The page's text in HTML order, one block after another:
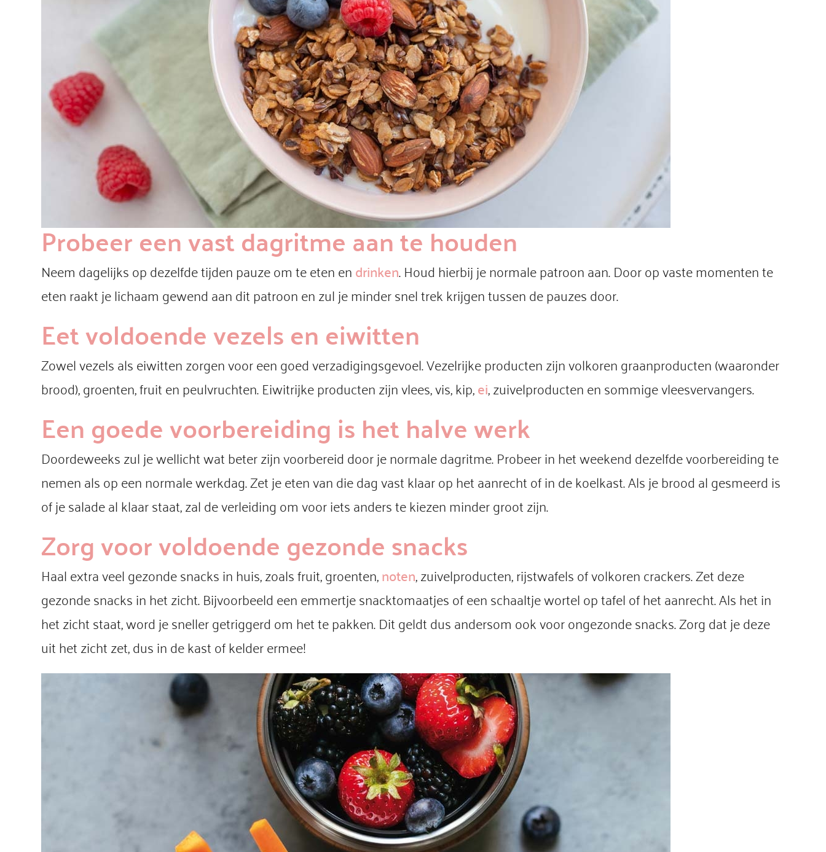
Probeer een vast dagritme aan te houden
Neem dagelijks op dezelfde tijden pauze om te eten endrinken. Houd hierbij je normale patroon aan. Door op vaste momenten te
eten raakt je lichaam gewend aan dit patroon en zul je minder snel trek krijgen tussen de pauzes door.
Eet voldoende vezels en eiwitten
Zowel vezels als eiwitten zorgen voor een goed verzadigingsgevoel. Vezelrijke producten zijn volkoren graanproducten (waaronder
brood), groenten, fruit en peulvruchten. Eiwitrijke producten zijn vlees, vis, kip,ei, zuivelproducten en sommige vleesvervangers.
Een goede voorbereiding is het halve werk
Doordeweeks zul je wellicht wat beter zijn voorbereid door je normale dagritme. Probeer in het weekend dezelfde voorbereiding te
nemen als op een normale werkdag. Zet je eten van die dag vast klaar op het aanrecht of in de koelkast. Als je brood al gesmeerd is
of je salade al klaar staat, zal de verleiding om voor iets anders te kiezen minder groot zijn.
Zorg voor voldoende gezonde snacks
Haal extra veel gezonde snacks in huis, zoals fruit, groenten,noten, zuivelproducten, rijstwafels of volkoren crackers. Zet deze
gezonde snacks in het zicht. Bijvoorbeeld een emmertje snacktomaatjes of een schaaltje wortel op tafel of het aanrecht. Als het in
het zicht staat, word je sneller getriggerd om het te pakken. Dit geldt dus andersom ook voor ongezonde snacks. Zorg dat je deze
uit het zicht zet, dus in de kast of kelder ermee!